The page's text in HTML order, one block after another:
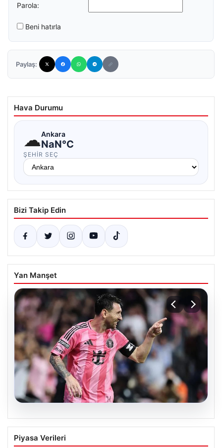
Parola:
Beni hatırla
Paylaş:
Hava Durumu
☁Ankara
NaN°C
ŞEHIR SEÇ
Bizi Takip Edin
Yan Manşet
06.08.2026
Dünya Kupası sonrası da durmuyor!
Messi yapacağını yaptı
Piyasa Verileri